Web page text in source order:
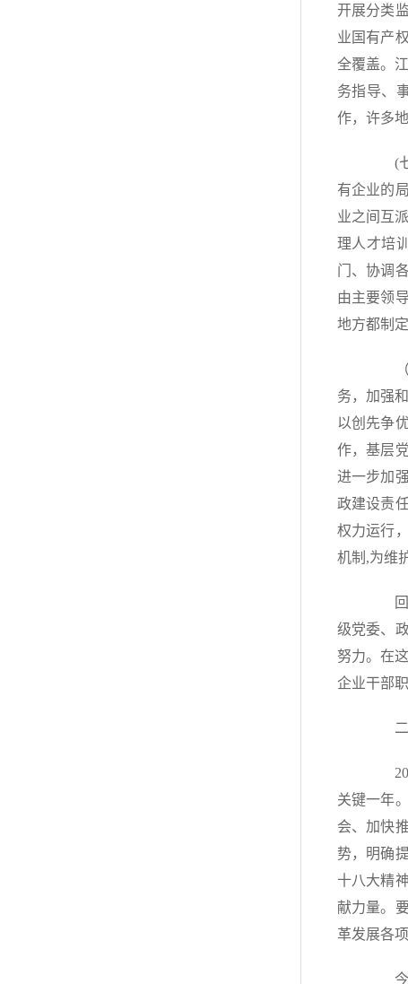
开展分类
业国有产
全覆盖。
务指导、
作，许多
(七)
有企业的
业之间互
理人才培
门、协调
由主要领
地方都制
（八
务，加强
以创先争
作，基层
进一步加
政建设责
权力运行
机制,为维
回顾
级党委、
努力。在
企业干部
二、
关键一年
会、加快
势，明确
十八大精
献力量。
革发展各
今年